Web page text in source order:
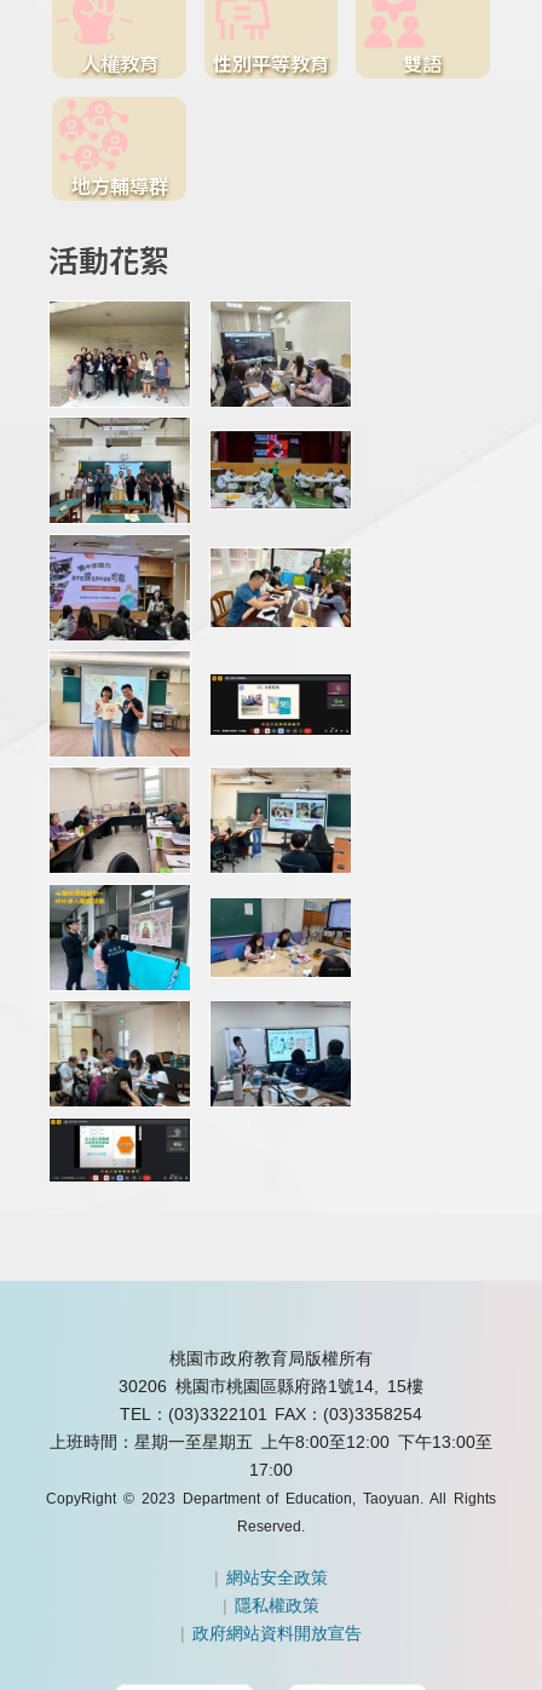
人權教育 性別平等教育 雙語
地方輔導群
活動花絮
桃園市政府教育局版權所有
30206 桃園市桃園區縣府路1號14, 15樓
TEL：(03)3322101 FAX：(03)3358254
上班時間：星期一至星期五 上午8:00至12:00 下午13:00至
17:00
CopyRight © 2023 Department of Education, Taoyuan. All Rights
Reserved.
|網站安全政策
| 隱私權政策
|政府網站資料開放宣告